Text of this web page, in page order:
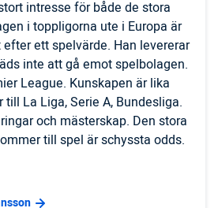
intresse för både de stora
i toppligorna ute i Europa är
ett spelvärde. Han levererar
inte att gå emot spelbolagen.
League. Kunskapen är lika
La Liga, Serie A, Bundesliga.
och mästerskap. Den stora
till spel är schyssta odds.